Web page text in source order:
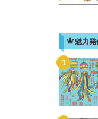
魅力